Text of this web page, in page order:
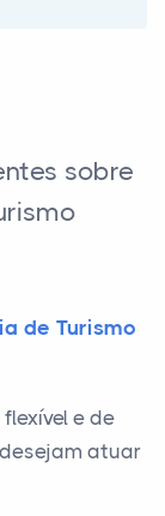
sobre
de Turismo
e de
atuar